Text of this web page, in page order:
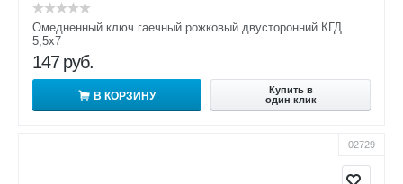
Омедненный ключ гаечный рожковый двусторонний КГД
5,5х7
147 руб.
В КОРЗИНУ
Купить в
один клик
02729